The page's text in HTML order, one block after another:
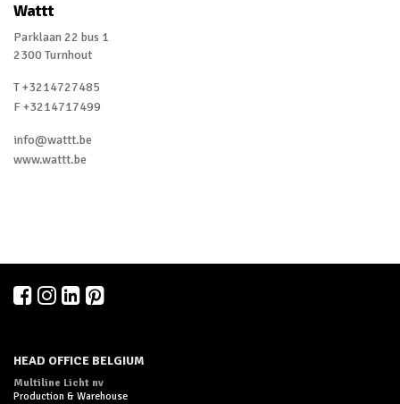
Wattt
Parklaan 22 bus 1
2300 Turnhout
T +3214727485
F +3214717499
info@wattt.be
www.wattt.be
HEAD OFFICE BELGIUM
Multiline Licht nv
Production & Warehouse